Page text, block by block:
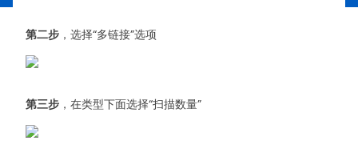
第二步 ，选择“多链接”选项
第三步 ，在类型下面选择“扫描数量”